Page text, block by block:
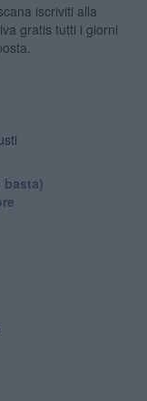
iscriviti alla
gratis tutti i giorni
basta)